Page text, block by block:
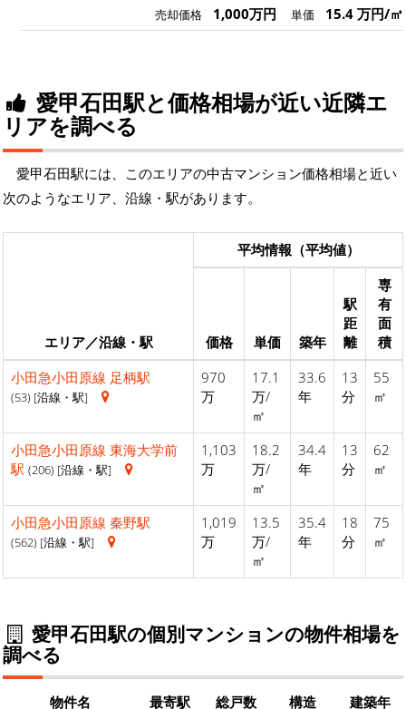
売却価格 1,000万円 単価 15.4 万円/㎡
愛甲石田駅と価格相場が近い近隣エ
リアを調べる
愛甲石田駅には、このエリアの中古マンション価格相場と近い
次のようなエリア、沿線・駅があります。
エリア／沿線・駅
平均情報（平均値）
価格 単価 築年
駅
距
離
専
有
面
積
小田急小田原線 足柄駅
(53) [沿線・駅]
970
万
17.1
万/
㎡
33.6
年
13
分
55
㎡
小田急小田原線 東海大学前
駅 (206) [沿線・駅]
1,103
万
18.2
万/
㎡
34.4
年
13
分
62
㎡
小田急小田原線 秦野駅
(562) [沿線・駅]
1,019
万
13.5
万/
㎡
35.4
年
18
分
75
㎡
愛甲石田駅の個別マンションの物件相場を
調べる
物件名 最寄駅 総戸数 構造
建築年